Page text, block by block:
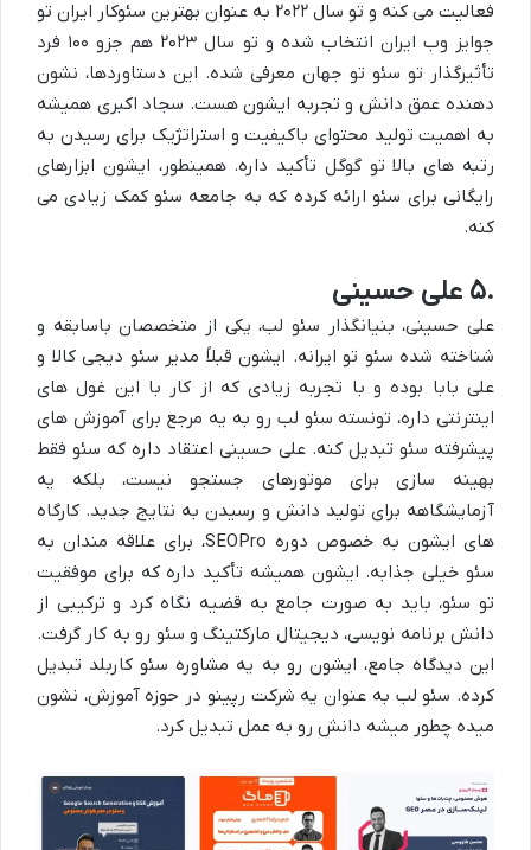
فعالیت می کنه و تو سال ۲۰۲۲ به عنوان بهترین سئوکار ایران تو
جوایز وب ایران انتخاب شده و تو سال ۲۰۲۳ هم جزو ۱۰۰ فرد
تأثیرگذار تو سئو تو جهان معرفی شده. این دستاوردها، نشون
دهنده عمق دانش و تجربه ایشون هست. سجاد اکبری همیشه
به اهمیت تولید محتوای باکیفیت و استراتژیک برای رسیدن به
رتبه های بالا تو گوگل تأکید داره. همینطور، ایشون ابزارهای
رایگانی برای سئو ارائه کرده که به جامعه سئو کمک زیادی می
کنه.
۵. علی حسینی
علی حسینی، بنیانگذار سئو لب، یکی از متخصصان باسابقه و
شناخته شده سئو تو ایرانه. ایشون قبلاً مدیر سئو دیجی کالا و
علی بابا بوده و با تجربه زیادی که از کار با این غول های
اینترنتی داره، تونسته سئو لب رو به یه مرجع برای آموزش های
پیشرفته سئو تبدیل کنه. علی حسینی اعتقاد داره که سئو فقط
بهینه سازی برای موتورهای جستجو نیست، بلکه یه
آزمایشگاهه برای تولید دانش و رسیدن به نتایج جدید. کارگاه
های ایشون به خصوص دوره SEOPro، برای علاقه مندان به
سئو خیلی جذابه. ایشون همیشه تأکید داره که برای موفقیت
تو سئو، باید به صورت جامع به قضیه نگاه کرد و ترکیبی از
دانش برنامه نویسی، دیجیتال مارکتینگ و سئو رو به کار گرفت.
این دیدگاه جامع، ایشون رو به یه مشاوره سئوکاربلد تبدیل
کرده. سئو لب به عنوان یه شرکت رپینو در حوزه آموزش، نشون
میده چطور میشه دانش رو به عمل تبدیل کرد.